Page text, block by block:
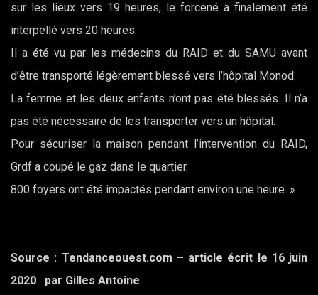
sur les lieux vers 19 heures, le forcené a finalement été
interpellé vers 20 heures.
Il a été vu par les médecins du RAID et du SAMU avant
d’être transporté légèrement blessé vers l’hôpital Monod.
La femme et les deux enfants n’ont pas été blessés. Il n’a
pas été nécessaire de les transporter vers un hôpital.
Pour sécuriser la maison pendant l’intervention du RAID,
Grdf a coupé le gaz dans le quartier.
800 foyers ont été impactés pendant environ une heure. »
Source : Tendanceouest.com – article écrit le 16 juin
2020 par Gilles Antoine